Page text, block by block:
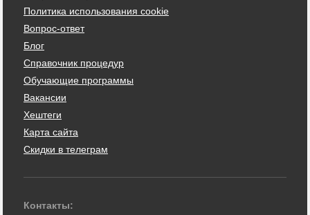
Политика использования cookie
Вопрос-ответ
Блог
Справочник процедур
Обучающие программы
Вакансии
Хештеги
Карта сайта
Скидки в телеграм
Контакты: